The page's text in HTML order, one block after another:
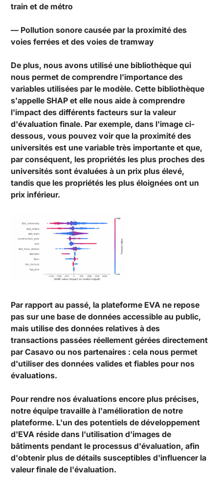
train et de métro
— Pollution sonore causée par la proximité des
voies ferrées et des voies de tramway
De plus, nous avons utilisé une bibliothèque qui
nous permet de comprendre l'importance des
variables utilisées par le modèle. Cette bibliothèque
s'appelle SHAP et elle nous aide à comprendre
l'impact des différents facteurs sur la valeur
d'évaluation finale. Par exemple, dans l'image ci-
dessous, vous pouvez voir que la proximité des
universités est une variable très importante et que,
par conséquent, les propriétés les plus proches des
universités sont évaluées à un prix plus élevé,
tandis que les propriétés les plus éloignées ont un
prix inférieur.
Par rapport au passé, la plateforme EVA ne repose
pas sur une base de données accessible au public,
mais utilise des données relatives à des
transactions passées réellement gérées directement
par Casavo ou nos partenaires : cela nous permet
d'utiliser des données valides et fiables pour nos
évaluations.
Pour rendre nos évaluations encore plus précises,
notre équipe travaille à l'amélioration de notre
plateforme. L'un des potentiels de développement
d'EVA réside dans l'utilisation d'images de
bâtiments pendant le processus d'évaluation, afin
d'obtenir plus de détails susceptibles d'influencer la
valeur finale de l'évaluation.